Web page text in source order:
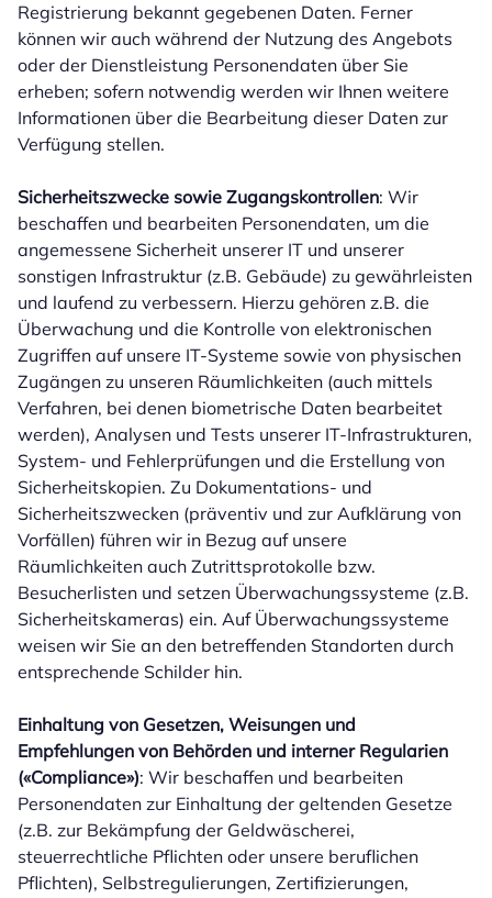
Registrierung bekannt gegebenen Daten. Ferner
können wir auch während der Nutzung des Angebots
oder der Dienstleistung Personendaten über Sie
erheben; sofern notwendig werden wir Ihnen weitere
Informationen über die Bearbeitung dieser Daten zur
Verfügung stellen.
Sicherheitszwecke sowie Zugangskontrollen: Wir
beschaffen und bearbeiten Personendaten, um die
angemessene Sicherheit unserer IT und unserer
sonstigen Infrastruktur (z.B. Gebäude) zu gewährleisten
und laufend zu verbessern. Hierzu gehören z.B. die
Überwachung und die Kontrolle von elektronischen
Zugriffen auf unsere IT-Systeme sowie von physischen
Zugängen zu unseren Räumlichkeiten (auch mittels
Verfahren, bei denen biometrische Daten bearbeitet
werden), Analysen und Tests unserer IT-Infrastrukturen,
System- und Fehlerprüfungen und die Erstellung von
Sicherheitskopien. Zu Dokumentations- und
Sicherheitszwecken (präventiv und zur Aufklärung von
Vorfällen) führen wir in Bezug auf unsere
Räumlichkeiten auch Zutrittsprotokolle bzw.
Besucherlisten und setzen Überwachungssysteme (z.B.
Sicherheitskameras) ein. Auf Überwachungssysteme
weisen wir Sie an den betreffenden Standorten durch
entsprechende Schilder hin.
Einhaltung von Gesetzen, Weisungen und
Empfehlungen von Behörden und interner Regularien
(«Compliance»): Wir beschaffen und bearbeiten
Personendaten zur Einhaltung der geltenden Gesetze
(z.B. zur Bekämpfung der Geldwäscherei,
steuerrechtliche Pflichten oder unsere beruflichen
Pflichten), Selbstregulierungen, Zertifizierungen,